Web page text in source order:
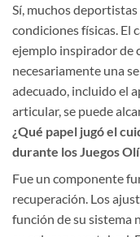
Sí, muchos
condiciones físicas. El
ejemplo inspirador de
necesariamente una
adecuado, incluido el
articular, se puede
¿Qué papel jugó el
durante los Juegos
Fue un componente
recuperación. Los
función de su sistema